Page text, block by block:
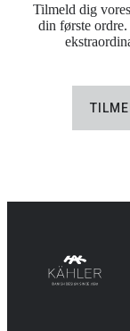
Tilmeld dig
din første